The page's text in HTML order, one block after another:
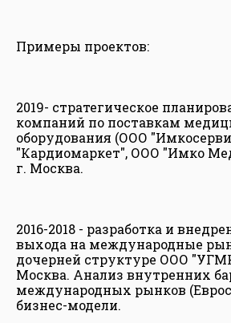
Примеры проектов:
2019- стратегическое
компаний по поставкам
оборудования (ООО
"Кардиомаркет", ООО "Имко
г. Москва.
2016-2018 - разработка и
выхода на международные
дочерней структуре ООО
Москва. Анализ внутренних
международных рынков
бизнес-модели.